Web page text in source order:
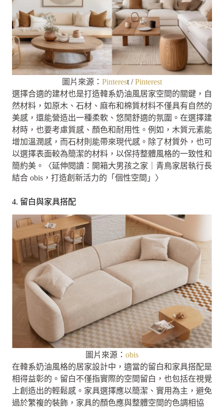
圖片來源： Pinterest /Pinterest
選擇合適的建材也是打造韓系奶油風居家空間的關鍵，自
然材料，如原木、石材、麻布和棉質材料不僅具有自然的
美感，還能營造出一種柔軟、悠閒舒適的氛圍。在選擇建
材時，也要考慮質感、顏色和耐用性。例如，木質元素能
增加溫潤感，而石材則能帶來現代感。除了材質外，也可
以選擇表面較為簡潔的材料，以保持整體風格的一致性和
簡約美。〈延伸閱讀：開箱大男孩之家｜青鳥家居執行長
結合 obis，打造創新活力的「個性空間」〉
4. 留白與家具搭配
圖片來源： obis
在韓系奶油風格的居家設計中，適當的留白和家具搭配是
相得益彰的。留白不僅指實際的空間留白，也包括在視覺
上創造出的輕鬆感。家具選擇應以簡潔、實用為主，避免
過於繁複的裝飾，家具的顏色應與整體空間的色調相協